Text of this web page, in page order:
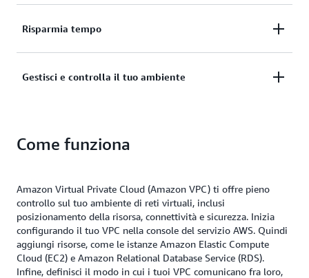
traffico e limita l'accesso delle istanze all'interno
della rete virtuale.
Risparmia tempo
gestione e alla convalida della tua rete virtuale.
Gestisci e controlla il tuo ambiente
configurando tabelle di routing.
Come funziona
Amazon Virtual Private Cloud (Amazon VPC) ti offre pieno
controllo sul tuo ambiente di reti virtuali, inclusi
posizionamento della risorsa, connettività e sicurezza. Inizia
configurando il tuo VPC nella console del servizio AWS. Quindi
aggiungi risorse, come le istanze Amazon Elastic Compute
Cloud (EC2) e Amazon Relational Database Service (RDS).
Infine, definisci il modo in cui i tuoi VPC comunicano fra loro,